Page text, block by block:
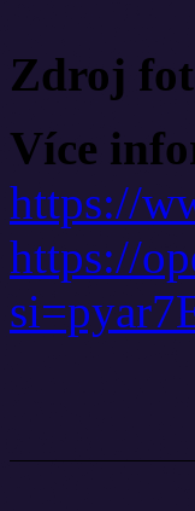
Zdroj
Více
https://
https://